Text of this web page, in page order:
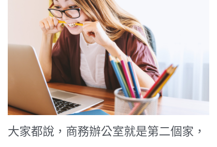
大家都說，商務辦公室就是第二個家，